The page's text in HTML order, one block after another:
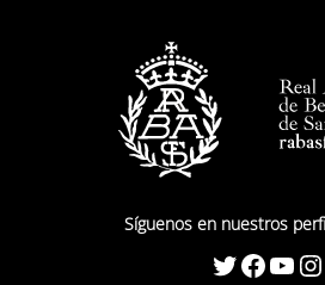
Síguenos en nuestros
Twitter Facebook YouTube Instagram